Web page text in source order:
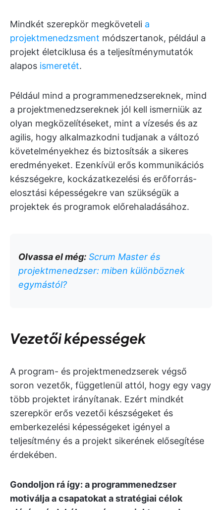
Mindkét szerepkör megköveteli a
projektmenedzsment módszertanok, például a
projekt életciklusa és a teljesítménymutatók
alapos ismeretét.
Például mind a programmenedzsereknek, mind
a projektmenedzsereknek jól kell ismerniük az
olyan megközelítéseket, mint a vízesés és az
agilis, hogy alkalmazkodni tudjanak a változó
követelményekhez és biztosítsák a sikeres
eredményeket. Ezenkívül erős kommunikációs
készségekre, kockázatkezelési és erőforrás-
elosztási képességekre van szükségük a
projektek és programok előrehaladásához.
Olvassa el még: Scrum Master és
projektmenedzser: miben különböznek
egymástól?
Vezetői képességek
A program- és projektmenedzserek végső
soron vezetők, függetlenül attól, hogy egy vagy
több projektet irányítanak. Ezért mindkét
szerepkör erős vezetői készségeket és
emberkezelési képességeket igényel a
teljesítmény és a projekt sikerének elősegítése
érdekében.
Gondoljon rá így: a programmenedzser
motiválja a csapatokat a stratégiai célok